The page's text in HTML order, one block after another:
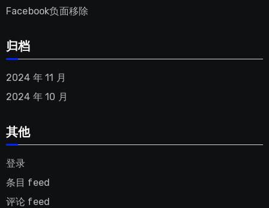
Facebook负面移除
归档
2024 年 11 月
2024 年 10 月
其他
登录
条目 feed
评论 feed